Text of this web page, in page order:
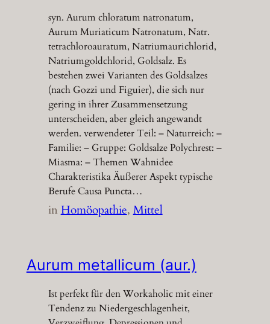
syn. Aurum chloratum natronatum,
Aurum Muriaticum Natronatum, Natr.
tetrachloroauratum, Natriumaurichlorid,
Natriumgoldchlorid, Goldsalz. Es
bestehen zwei Varianten des Goldsalzes
(nach Gozzi und Figuier), die sich nur
gering in ihrer Zusammensetzung
unterscheiden, aber gleich angewandt
werden. verwendeter Teil: – Naturreich: –
Familie: – Gruppe: Goldsalze Polychrest: –
Miasma: – Themen Wahnidee
Charakteristika Äußerer Aspekt typische
Berufe Causa Puncta…
inHomöopathie, Mittel
Aurum metallicum (aur.)
Ist perfekt für den Workaholic mit einer
Tendenz zu Niedergeschlagenheit,